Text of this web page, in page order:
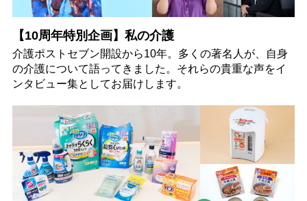
【10周年特別企画】私の介護
介護ポストセブン開設から10年。多くの著名人が、自身
の介護について語ってきました。それらの貴重な声をイ
ンタビュー集としてお届けします。